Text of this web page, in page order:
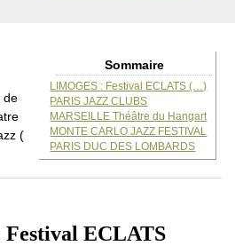
Sommaire
LIMOGES : Festival ECLATS (…)
PARIS JAZZ CLUBS
MARSEILLE Théâtre du Hangart
MONTE CARLO JAZZ FESTIVAL
PARIS DUC DES LOMBARDS
de
(
ECLATS